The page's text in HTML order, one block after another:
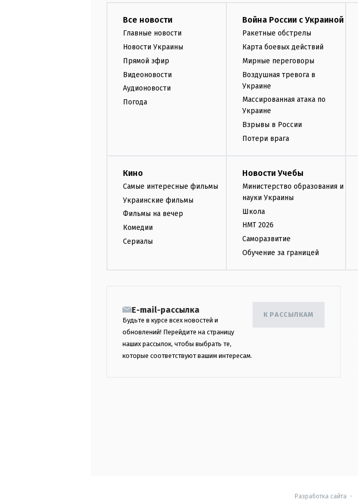
Все новости
Главные новости
Новости Украины
Прямой эфир
Видеоновости
Аудионовости
Погода
Война России с Украиной
Ракетные обстрелы
Карта боевых действий
Мирные переговоры
Воздушная тревога в
Украине
Массированная атака по
Украине
Взрывы в России
Потери врага
Кино
Самые интересные фильмы
Украинские фильмы
Фильмы на вечер
Комедии
Сериалы
Новости Учебы
Министерство образования и
науки Украины
Школа
НМТ 2026
Саморазвитие
Обучение за границей
E-mail-рассылка
Будьте в курсе всех новостей и
обновлений! Перейдите на страницу
наших рассылок, чтобы выбрать те,
которые соответствуют вашим интересам.
К РАССЫЛКАМ
Разработка сайта -